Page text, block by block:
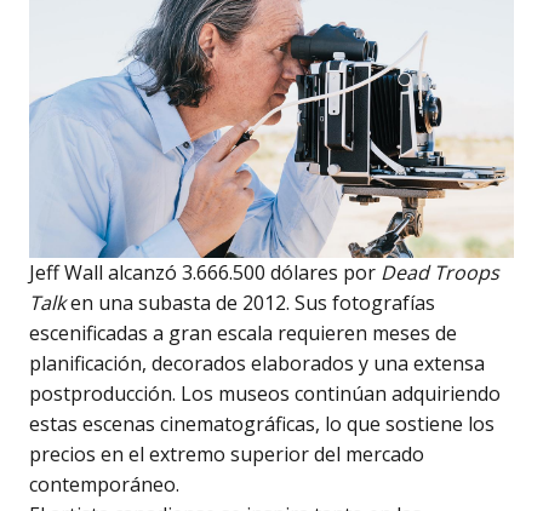
Jeff Wall alcanzó 3.666.500 dólares por Dead Troops
Talken una subasta de 2012. Sus fotografías
escenificadas a gran escala requieren meses de
planificación, decorados elaborados y una extensa
postproducción. Los museos continúan adquiriendo
estas escenas cinematográficas, lo que sostiene los
precios en el extremo superior del mercado
contemporáneo.